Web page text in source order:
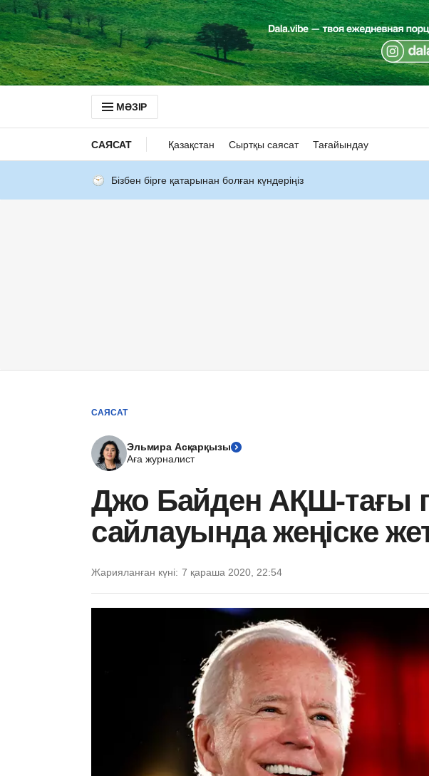
МӘЗІР
САЯСАТ Қазақстан Сыртқы саясат Тағайындау
Бізбен бірге қатарынан болған күндеріңіз
САЯСАТ
Эльмира Асқарқызы
Аға журналист
Джо Байден АҚШ-тағы
сайлауында жеңіске
Жарияланған күні: 7 қараша 2020, 22:54